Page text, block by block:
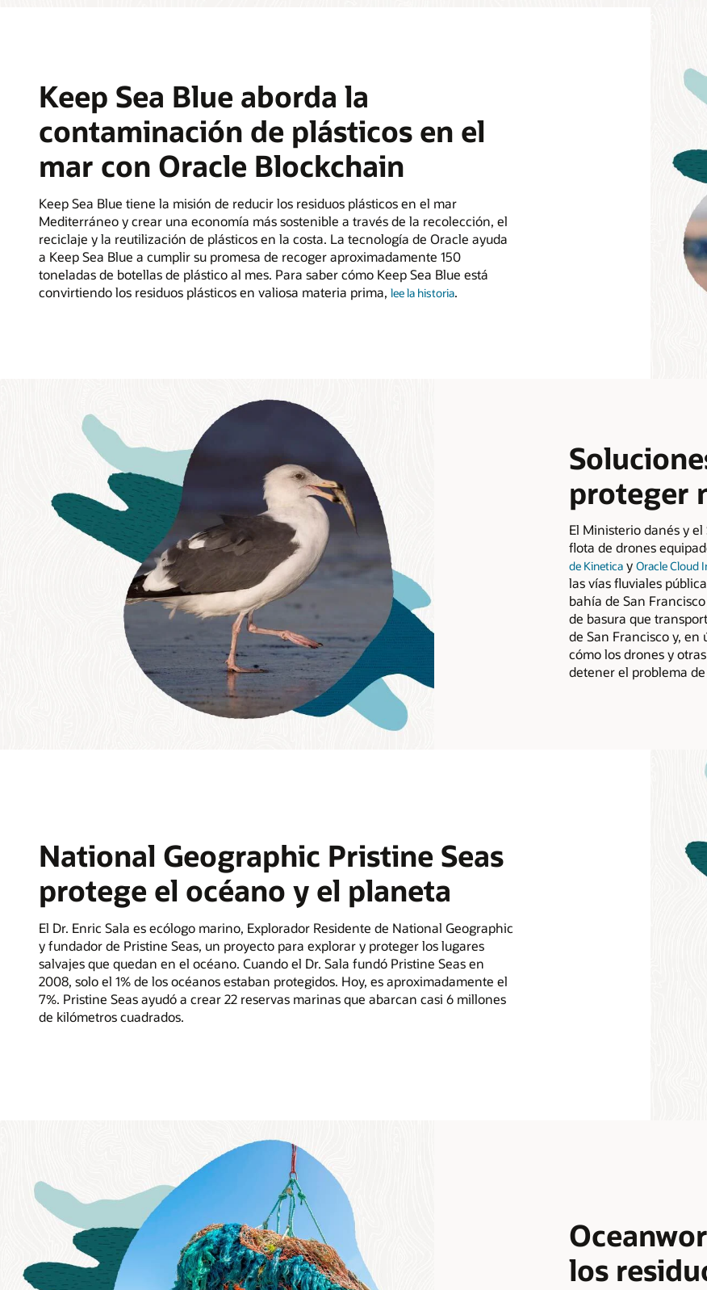
Keep Sea Blue aborda la
contaminación de plásticos en el
mar con Oracle Blockchain
Keep Sea Blue tiene la misión de reducir los residuos plásticos en el mar
Mediterráneo y crear una economía más sostenible a través de la recolección, el
reciclaje y la reutilización de plásticos en la costa. La tecnología de Oracle ayuda
a Keep Sea Blue a cumplir su promesa de recoger aproximadamente 150
toneladas de botellas de plástico al mes. Para saber cómo Keep Sea Blue está
convirtiendo los residuos plásticos en valiosa materia prima, lee la historia.
proteger
El Ministerio danés y
flota de drones
de Kineticay Oracle Cloud
las vías fluviales
bahía de San
de basura que
de San Francisco y,
cómo los drones y
detener el problema
National Geographic Pristine Seas
protege el océano y el planeta
El Dr. Enric Sala es ecólogo marino, Explorador Residente de National Geographic
y fundador de Pristine Seas, un proyecto para explorar y proteger los lugares
salvajes que quedan en el océano. Cuando el Dr. Sala fundó Pristine Seas en
2008, solo el 1% de los océanos estaban protegidos. Hoy, es aproximadamente el
7%. Pristine Seas ayudó a crear 22 reservas marinas que abarcan casi 6 millones
de kilómetros cuadrados.
los